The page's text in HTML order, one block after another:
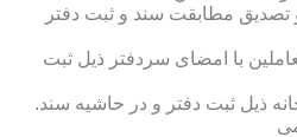
تصدیق مطابقت سند و ثبت دفتر
با امضای سردفتر ذیل ثبت